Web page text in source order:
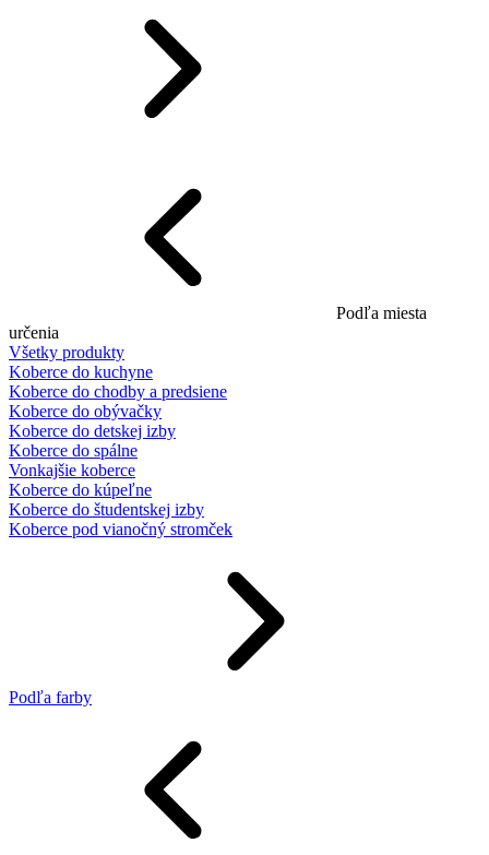
Podľa miesta
určenia
Všetky produkty
Koberce do kuchyne
Koberce do chodby a predsiene
Koberce do obývačky
Koberce do detskej izby
Koberce do spálne
Vonkajšie koberce
Koberce do kúpeľne
Koberce do študentskej izby
Koberce pod vianočný stromček
Podľa farby